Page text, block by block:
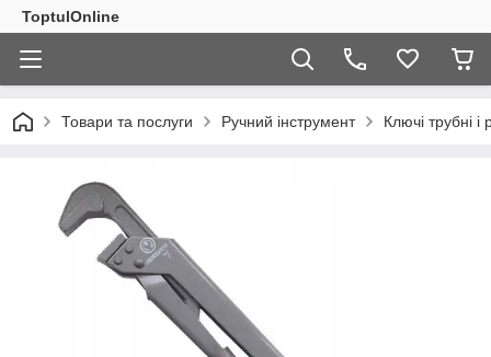
ToptulOnline
Товари та послуги Ручний інструмент Ключі трубні і